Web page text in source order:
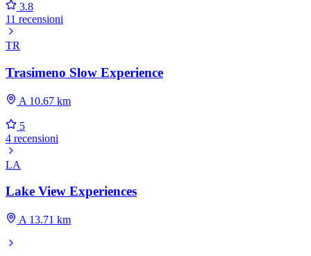
3.8
11 recensioni
TR
Trasimeno Slow Experience
A 10.67 km
5
4 recensioni
LA
Lake View Experiences
A 13.71 km